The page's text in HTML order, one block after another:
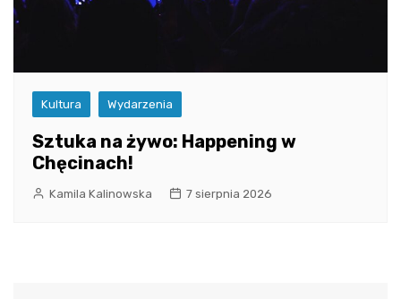
Kultura Wydarzenia
Sztuka na żywo: Happening w
Chęcinach!
Kamila Kalinowska 7 sierpnia 2026